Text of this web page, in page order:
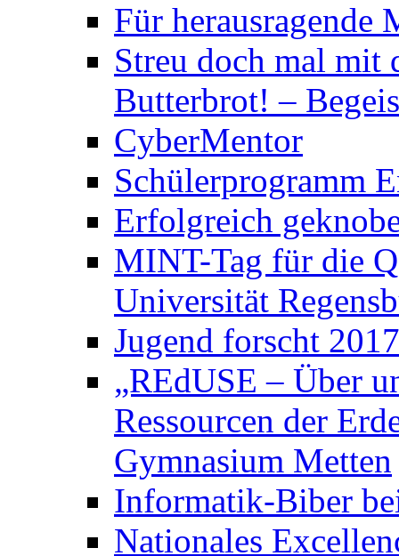
Für herausragende
Streu doch mal mit
Butterbrot! –
CyberMentor
Schülerprogramm
Erfolgreich
MINT-Tag für die
Universität
Jugend forscht
„REdUSE – Über
Ressourcen der
Gymnasium Metten
Informatik-Biber
Nationales